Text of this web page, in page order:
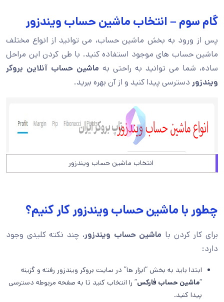
گام سوم – انتخاب ماشین حساب ویندزور
پس از ورود به بخش ماشین حساب، می توانید از انواع مختلف
ماشین حساب های موجود استفاده کنید. با طی کردن این مراحل
ساده، شما می توانید به راحتی به ماشین حساب آنلاین بروکر
ویندزور دسترسی پیدا کنید و از آن بهره ببرید.
انتخاب ماشین حساب ویندزور
چطور با ماشین حساب ویندزور کار کنیم؟
برای کار کردن با ماشین حساب ویندزور، چند نکته کلیدی وجود
دارد:
ابتدا باید به بخش “ابزار ها” در سایت بروکر ویندزور رفته و گزینه
“ماشین حساب فارکس” را انتخاب کنید تا به صفحه مربوطه دسترسی
پیدا کنید.